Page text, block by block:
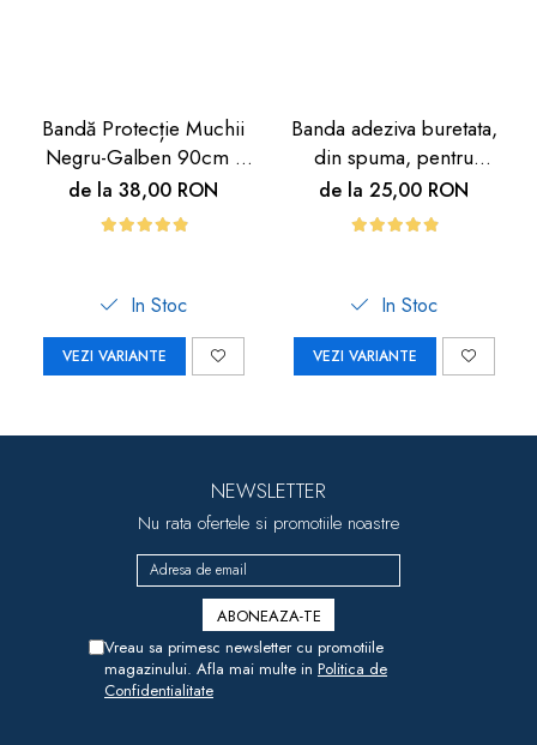
Bandă Protecție Muchii
Negru-Galben 90cm |
Carboysafety
de la 38,00 RON
In Stoc
VEZI VARIANTE
Banda adeziva buretata,
din spuma, pentru
avertizare, 3m,
negru/galben
de la 25,00 RON
In Stoc
VEZI VARIANTE
NEWSLETTER
Nu rata ofertele si promotiile noastre
Vreau sa primesc newsletter cu promotiile
magazinului. Afla mai multe in Politica de
Confidentialitate